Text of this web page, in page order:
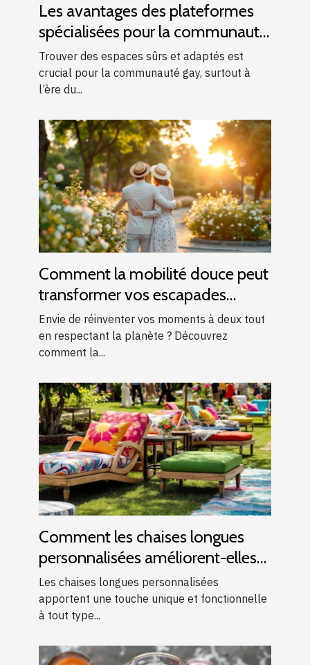
Les avantages des plateformes
spécialisées pour la communauté
gay
Trouver des espaces sûrs et adaptés est
crucial pour la communauté gay, surtout à
l’ère du...
Comment la mobilité douce peut
transformer vos escapades
romantiques ?
Envie de réinventer vos moments à deux tout
en respectant la planète ? Découvrez
comment la...
Comment les chaises longues
personnalisées améliorent-elles
les événements ?
Les chaises longues personnalisées
apportent une touche unique et fonctionnelle
à tout type...